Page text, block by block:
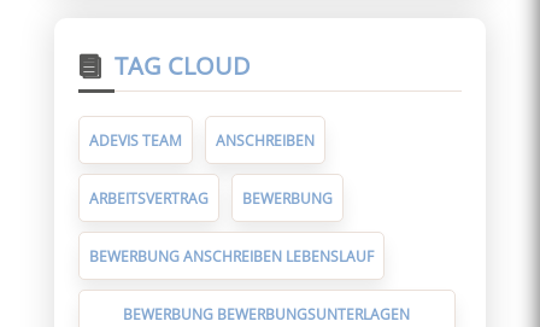
TAG CLOUD
ADEVIS TEAM ANSCHREIBEN
ARBEITSVERTRAG BEWERBUNG
BEWERBUNG ANSCHREIBEN LEBENSLAUF
BEWERBUNG BEWERBUNGSUNTERLAGEN